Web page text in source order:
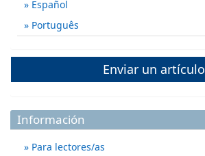
Español
Português
Enviar un artículo
Información
Para lectores/as